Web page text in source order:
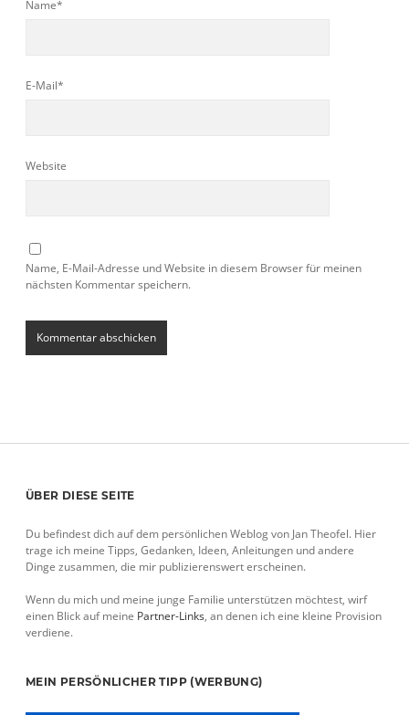
Name*
E-Mail*
Website
Name, E-Mail-Adresse und Website in diesem Browser für meinen
nächsten Kommentar speichern.
Sidebar
ÜBER DIESE SEITE
Du befindest dich auf dem persönlichen Weblog von Jan Theofel. Hier
trage ich meine Tipps, Gedanken, Ideen, Anleitungen und andere
Dinge zusammen, die mir publizierenswert erscheinen.
Wenn du mich und meine junge Familie unterstützen möchtest, wirf
einen Blick auf meine Partner-Links, an denen ich eine kleine Provision
verdiene.
MEIN PERSÖNLICHER TIPP (WERBUNG)